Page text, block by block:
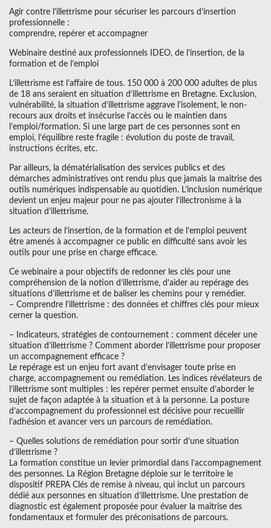
Agir contre l’illettrisme pour sécuriser les parcours d’insertion
professionnelle :
comprendre, repérer et accompagner
Webinaire destiné aux professionnels IDEO, de l’insertion, de la
formation et de l’emploi
L’illettrisme est l’affaire de tous. 150 000 à 200 000 adultes de plus
de 18 ans seraient en situation d’illettrisme en Bretagne. Exclusion,
vulnérabilité, la situation d’illettrisme aggrave l’isolement, le non-
recours aux droits et insécurise l’accès ou le maintien dans
l’emploi/formation. Si une large part de ces personnes sont en
emploi, l’équilibre reste fragile : évolution du poste de travail,
instructions écrites, etc.
Par ailleurs, la dématérialisation des services publics et des
démarches administratives ont rendu plus que jamais la maitrise des
outils numériques indispensable au quotidien. L’inclusion numérique
devient un enjeu majeur pour ne pas ajouter l’illectronisme à la
situation d’illettrisme.
Les acteurs de l’insertion, de la formation et de l’emploi peuvent
être amenés à accompagner ce public en difficulté sans avoir les
outils pour une prise en charge efficace.
Ce webinaire a pour objectifs de redonner les clés pour une
compréhension de la notion d’illettrisme, d’aider au repérage des
situations d’illettrisme et de baliser les chemins pour y remédier.
– Comprendre l’illettrisme : des données et chiffres clés pour mieux
cerner la question.
– Indicateurs, stratégies de contournement : comment déceler une
situation d’illettrisme ? Comment aborder l’illettrisme pour proposer
un accompagnement efficace ?
Le repérage est un enjeu fort avant d’envisager toute prise en
charge, accompagnement ou remédiation. Les indices révélateurs de
l’illettrisme sont multiples : les repérer permet ensuite d’aborder le
sujet de façon adaptée à la situation et à la personne. La posture
d’accompagnement du professionnel est décisive pour recueillir
l’adhésion et avancer vers un parcours de remédiation.
– Quelles solutions de remédiation pour sortir d’une situation
d’illettrisme ?
La formation constitue un levier primordial dans l’accompagnement
des personnes. La Région Bretagne déploie sur le territoire le
dispositif PREPA Clés de remise à niveau, qui inclut un parcours
dédié aux personnes en situation d’illettrisme. Une prestation de
diagnostic est également proposée pour évaluer la maitrise des
fondamentaux et formuler des préconisations de parcours.